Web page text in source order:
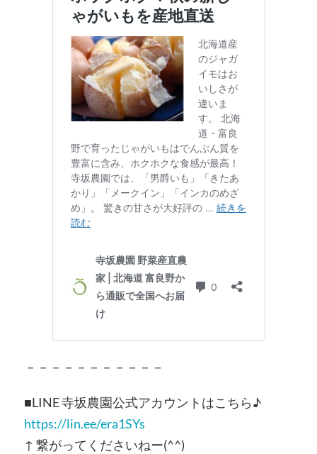
－－－－－－－－－－－
■LINE 寺坂農園公式アカウントはこちら♪
https://lin.ee/era1SYs
↑ 繋がってくださいねー(^^)